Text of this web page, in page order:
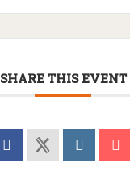
SHARE THIS EVENT